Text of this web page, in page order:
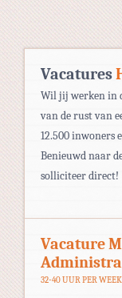
Vacatures
Wil jij werken in
van de rust van
12.500 inwoners
Benieuwd naar
solliciteer direct!
Vacature
32-40 UUR PER WEEK